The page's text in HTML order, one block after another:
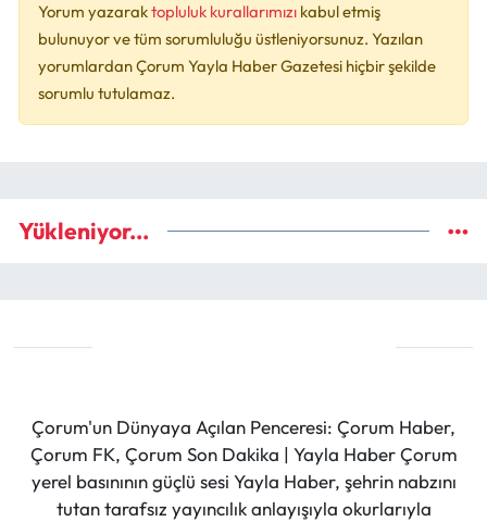
Yorum yazaraktopluluk kurallarımızı kabul etmiş
bulunuyor ve tüm sorumluluğu üstleniyorsunuz. Yazılan
yorumlardan Çorum Yayla Haber Gazetesi hiçbir şekilde
sorumlu tutulamaz.
Yükleniyor...
Çorum'un Dünyaya Açılan Penceresi: Çorum Haber,
Çorum FK, Çorum Son Dakika | Yayla Haber Çorum
yerel basınının güçlü sesi Yayla Haber, şehrin nabzını
tutan tarafsız yayıncılık anlayışıyla okurlarıyla